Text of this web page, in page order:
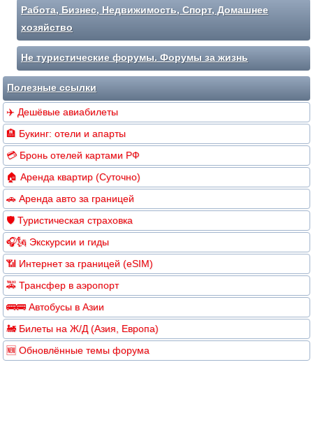
Работа, Бизнес, Недвижимость, Спорт, Домашнее
хозяйство
Не туристические форумы. Форумы за жизнь
Полезные ссылки
✈️ Дешёвые авиабилеты
🏨 Букинг: отели и апарты
💳 Бронь отелей картами РФ
🏠 Аренда квартир (Суточно)
🚗 Аренда авто за границей
🛡️ Туристическая страховка
🎧🗽 Экскурсии и гиды
📶 Интернет за границей (eSIM)
🚕 Трансфер в аэропорт
🚌🚌 Автобусы в Азии
🚂 Билеты на Ж/Д (Азия, Европа)
🆕 Обновлённые темы форума